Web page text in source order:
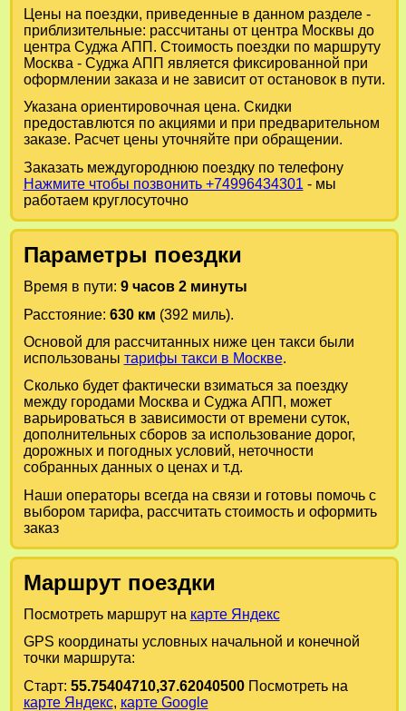
Цены на поездки, приведенные в данном разделе -
приблизительные: рассчитаны от центра Москвы до
центра Суджа АПП. Стоимость поездки по маршруту
Москва - Суджа АПП является фиксированной при
оформлении заказа и не зависит от остановок в пути.
Указана ориентировочная цена. Скидки
предоставлются по акциями и при предварительном
заказе. Расчет цены уточняйте при обращении.
Заказать междугороднюю поездку по телефону
Нажмите чтобы позвонить +74996434301 - мы
работаем круглосуточно
Параметры поездки
Время в пути: 9 часов 2 минуты
Расстояние: 630 км (392 миль).
Основой для рассчитанных ниже цен такси были
использованы тарифы такси в Москве.
Сколько будет фактически взиматься за поездку
между городами Москваи Суджа АПП , может
варьироваться в зависимости от времени суток,
дополнительных сборов за использование дорог,
дорожных и погодных условий, неточности
собранных данных о ценах и т.д.
Наши операторы всегда на связи и готовы помочь с
выбором тарифа, рассчитать стоимость и оформить
заказ
Маршрут поездки
Посмотреть маршрут на карте Яндекс
GPS координаты условных начальной и конечной
точки маршрута:
Старт: 55.75404710,37.62040500Посмотреть на
карте Яндекс, карте Google